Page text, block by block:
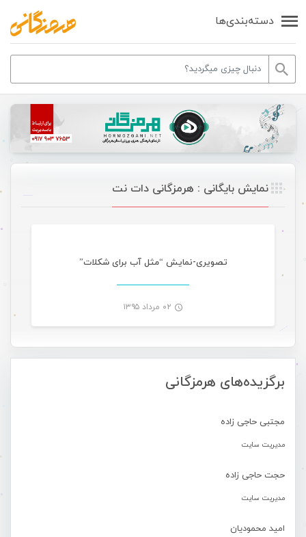
دسته‌بندی‌ها
برگزیده‌های هرمزگانی
مجتبی حاجی زاده
مدیریت سایت
حجت حاجی زاده
مدیریت سایت
امید محمودیان
نمایش بایگانی : هرمزگانی دات نت
تصویری-نمایش “مثل آب برای شکلات”
۰۲ مرداد ۱۳۹۵